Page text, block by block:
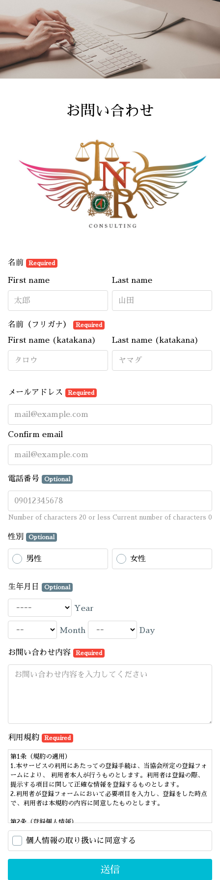
お問い合わせ
名前 Required
Last name
First name
名前（フリガナ） Required
Last name (katakana)
First name (katakana)
メールアドレス Required
Confirm email
電話番号 Optional
Number of characters 20 or less Current number of characters 0
性別 Optional
男性 女性
生年月日 Optional
Year
Month Day
お問い合わせ内容 Required
利用規約 Required
第1条（規約の適用）
1.本サービスの利用にあたっての登録手続は、当協会所定の登録フォ
ームにより、 利用者本人が行うものとします。利用者は登録の際、
提示する項目に関して正確な情報を登録するものとします。
2.利用者が登録フォームにおいて必要項目を入力し、登録をした時点
で、利用者は本規約の内容に同意したものとします。
第2条（登録個人情報）
1.当協会は、利用者が登録した個人情報を、個人情報の保護に関する
法律その他関係する法律に従い適切に取り扱うとともに、厳重に管理
します。
2.当協会は、個人情報の取扱いに関する苦情及び相談対応への内部規
程を定め、苦情及び相談には、迅速かつ誠実に対応いたします。
個人情報の取り扱いに同意する
送信